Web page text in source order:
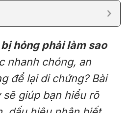
hỏng phải làm sao
nhanh chóng, an
để lại di chứng? Bài
sẽ giúp bạn hiểu rõ